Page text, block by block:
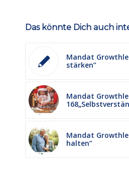
Das könnte Dich auch
Mandat
stärken”
Mandat
Mandat
halten”